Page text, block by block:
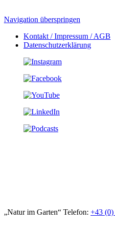
Navigation überspringen
Kontakt / Impressum / AGB
Datenschutzerklärung
„Natur im Garten“ Telefon: +43 (0)